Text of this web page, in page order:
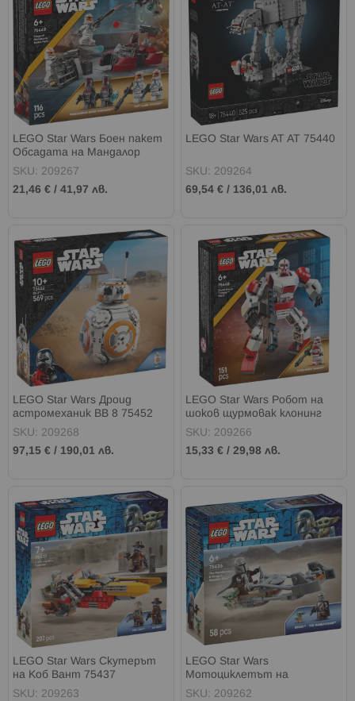
LEGO Star Wars Боен пакет
Обсадата на Мандалор
75449
SKU: 209267
21,46 € / 41,97 лв.
LEGO Star Wars AT AT 75440
SKU: 209264
69,54 € / 136,01 лв.
LEGO Star Wars Дроид
астромеханик BB 8 75452
SKU: 209268
97,15 € / 190,01 лв.
LEGO Star Wars Робот на
шоков щурмовак клонинг
75448
SKU: 209266
15,33 € /29,98 лв.
LEGO Star Wars Скутерът
на Коб Вант 75437
SKU: 209263
LEGO Star Wars
Мотоциклетът на
мандалореца и Грогу 75436
SKU: 209262